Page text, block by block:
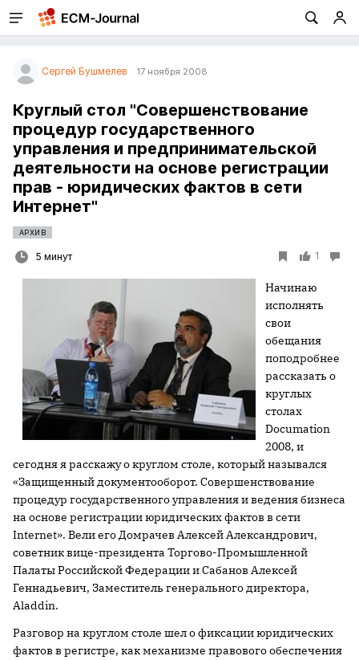
Сергей Бушмелев 17 ноября 2008
Круглый стол "Совершенствование
процедур государственного
управления и предпринимательской
деятельности на основе регистрации
прав - юридических фактов в сети
Интернет"
АРХИВ
5 минут 1
Начинаю
исполнять
свои
обещания
поподробнее
рассказать о
круглых
столах
Documation
2008, и
сегодня я расскажу о круглом столе, который назывался
«Защищенный документооборот. Совершенствование
процедур государственного управления и ведения бизнеса
на основе регистрации юридических фактов в сети
Internet». Вели его Домрачев Алексей Александрович,
советник вице-президента Торгово-Промышленной
Палаты Российской Федерации и Сабанов Алексей
Геннадьевич, Заместитель генерального директора,
Аladdin.
Разговор на круглом столе шел о фиксации юридических
фактов в регистре, как механизме правового обеспечения